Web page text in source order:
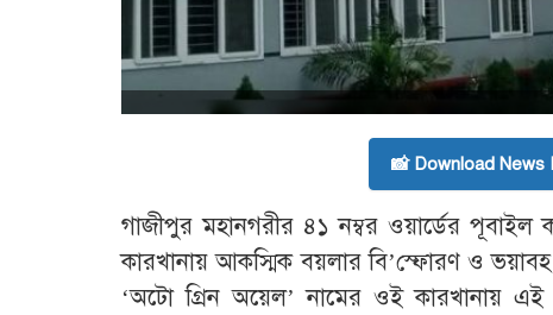
📸 Download News
গাজীপুর মহানগরীর ৪১ নম্বর ওয়ার্ডের পূবাইল
কারখানায় আকস্মিক বয়লার বি’স্ফোরণ ও ভয়াবহ
‘অটো গ্রিন অয়েল’ নামের ওই কারখানায় এই